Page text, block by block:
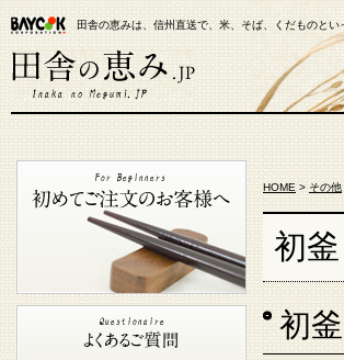
田舎の恵みは、信州直送で、米、そば、くだものと
【米通販】田舎の恵み.JP
HOME>その他
初
初